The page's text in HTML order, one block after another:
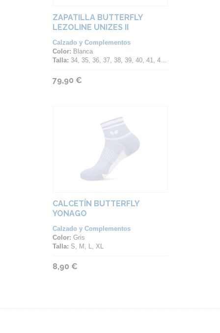
ZAPATILLA BUTTERFLY
LEZOLINE UNIZES II
Calzado y Complementos
Color: Blanca
Talla: 34, 35, 36, 37, 38, 39, 40, 41, 42, 43, 44, 45, 46, 47
79,90 €
CALCETÍN BUTTERFLY
YONAGO
Calzado y Complementos
Color: Gris
Talla: S, M, L, XL
8,90 €